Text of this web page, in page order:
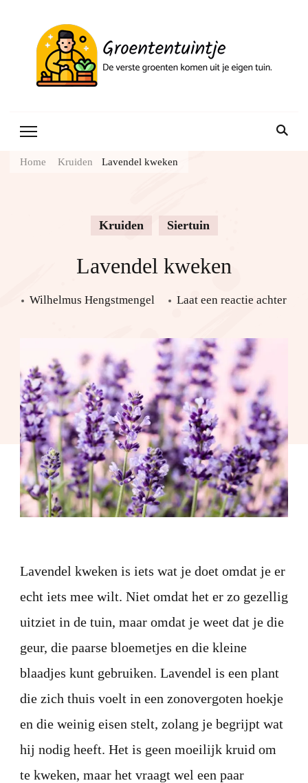
Home Kruiden Lavendel kweken
Kruiden Siertuin
Lavendel kweken
Wilhelmus Hengstmengel Laat een reactie achter
Lavendel kweken is iets wat je doet omdat je er
echt iets mee wilt. Niet omdat het er zo gezellig
uitziet in de tuin, maar omdat je weet dat je die
geur, die paarse bloemetjes en die kleine
blaadjes kunt gebruiken. Lavendel is een plant
die zich thuis voelt in een zonovergoten hoekje
en die weinig eisen stelt, zolang je begrijpt wat
hij nodig heeft. Het is geen moeilijk kruid om
te kweken, maar het vraagt wel een paar